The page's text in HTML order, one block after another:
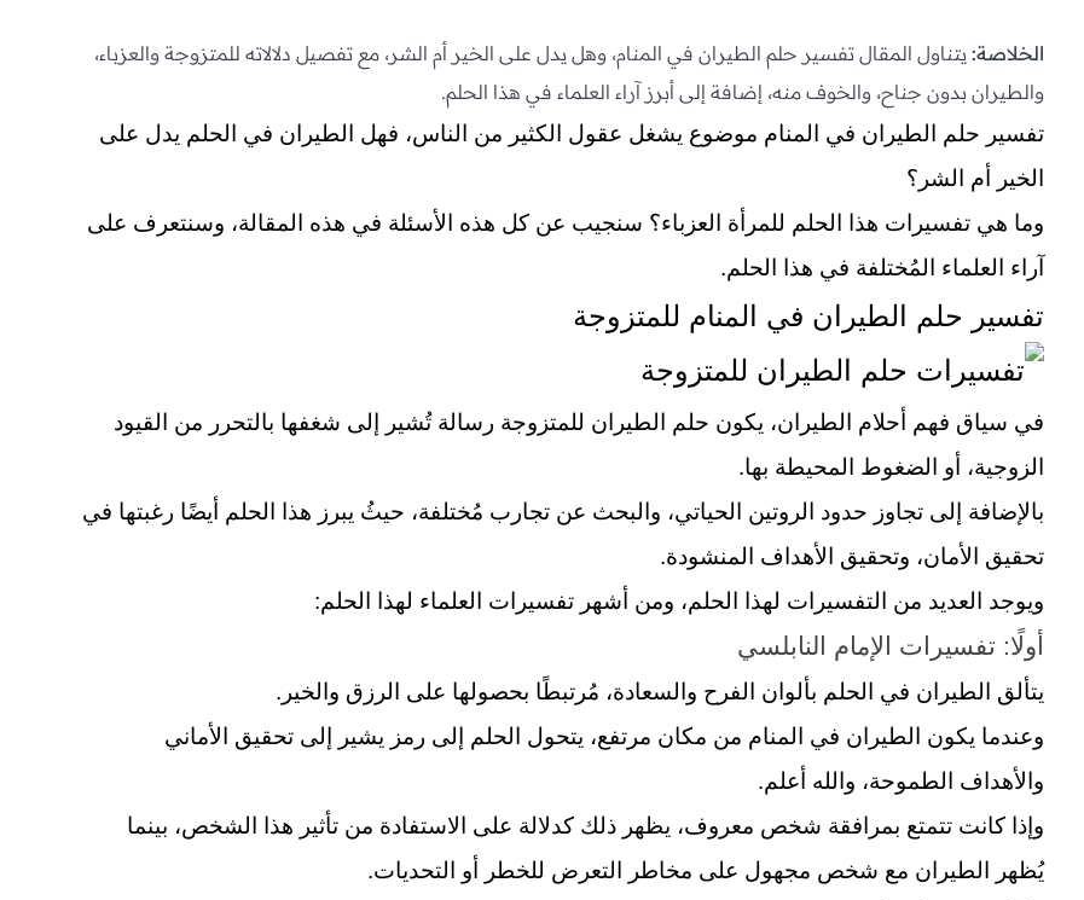
الخلاصة: يتناول المقال تفسير حلم الطيران في المنام، وهل يدل على الخير أم الشر، مع تفصيل دلالاته للمتزوجة والعزباء،
والطيران بدون جناح، والخوف منه، إضافة إلى أبرز آراء العلماء في هذا الحلم.
تفسير حلم الطيران في المنام موضوع يشغل عقول الكثير من الناس، فهل الطيران في الحلم يدل على
الخير أم الشر؟
وما هي تفسيرات هذا الحلم للمرأة العزباء؟ سنجيب عن كل هذه الأسئلة في هذه المقالة، وسنتعرف على
آراء العلماء المُختلفة في هذا الحلم.
تفسير حلم الطيران في المنام للمتزوجة
في سياق فهم أحلام الطيران، يكون حلم الطيران للمتزوجة رسالة تُشير إلى شغفها بالتحرر من القيود
الزوجية، أو الضغوط المحيطة بها.
بالإضافة إلى تجاوز حدود الروتين الحياتي، والبحث عن تجارب مُختلفة، حيثُ يبرز هذا الحلم أيضًا رغبتها في
تحقيق الأمان، وتحقيق الأهداف المنشودة.
ويوجد العديد من التفسيرات لهذا الحلم، ومن أشهر تفسيرات العلماء لهذا الحلم:
أولًا: تفسيرات الإمام النابلسي
يتألق الطيران في الحلم بألوان الفرح والسعادة، مُرتبطًا بحصولها على الرزق والخير.
وعندما يكون الطيران في المنام من مكان مرتفع، يتحول الحلم إلى رمز يشير إلى تحقيق الأماني
والأهداف الطموحة، والله أعلم.
وإذا كانت تتمتع بمرافقة شخص معروف، يظهر ذلك كدلالة على الاستفادة من تأثير هذا الشخص، بينما
يُظهر الطيران مع شخص مجهول على مخاطر التعرض للخطر أو التحديات.